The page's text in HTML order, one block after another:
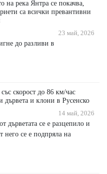
на река Янтра се покачва,
са всички превантивни
23 май, 2026
до разливи в
скорост до 86 км/час
дървета и клони в Русенско
14 май, 2026
дърветата се е разцепило и
него се е подпряла на